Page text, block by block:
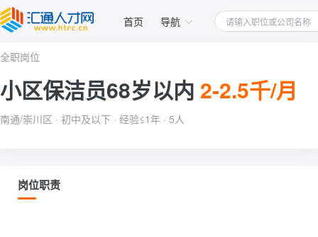
首页 导航
全职岗位
小区保洁员68岁以内 2-2.5千/月
南通/崇川区 · 初中及以下 · 经验≤1年 · 5人
岗位职责